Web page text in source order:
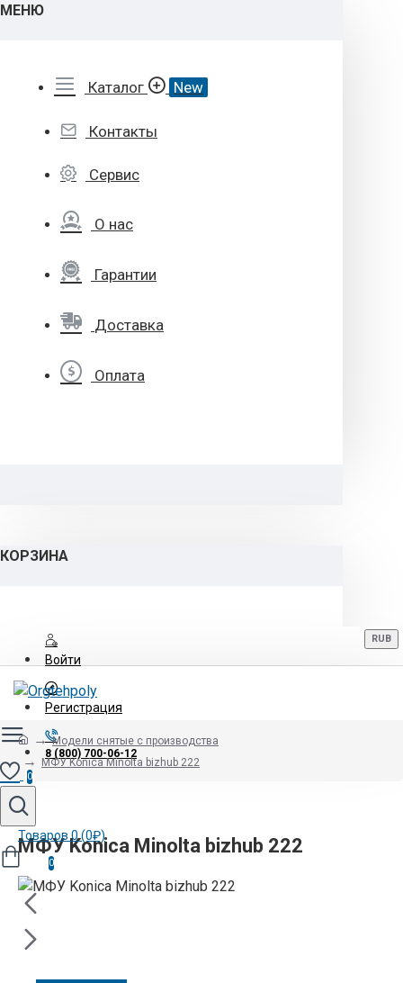
МЕНЮ
Каталог New
Контакты
Сервис
О нас
Гарантии
Доставка
Оплата
КОРЗИНА
Войти
Регистрация
8 (800) 700-06-12
RUB
0
Товаров 0 (0₽)
0
Модели снятые с производства
МФУ Konica Minolta bizhub 222
МФУ Konica Minolta bizhub 222